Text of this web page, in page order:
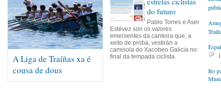
A Liga de Traíñas xa é
cousa de dous
do futuro
Pablo Torres e Aser
Estévez son os valores
emerxentes da canteira que, a
xeito de proba, vestirán a
camisola do Xacobeo Galicia no
final da tempada ciclista.
Bo